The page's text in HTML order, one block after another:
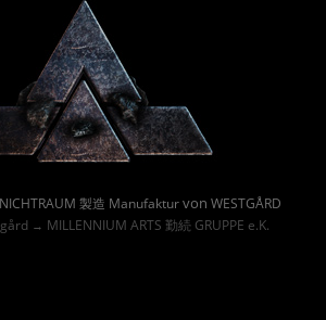
NICHTRAUM 製造 Manufakturvon WESTGÅRD
→ MILLENNIUM ARTS 勤続 GRUPPE e.K.
Powered By :